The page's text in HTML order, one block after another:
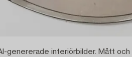
genererade interiörbilder. Mått